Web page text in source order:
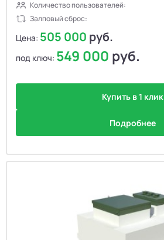
Количество пользователей:
Залповый сброс:
Цена: 505 000 руб.
под ключ: 549 000 руб.
Купить в 1 клик
Подробнее